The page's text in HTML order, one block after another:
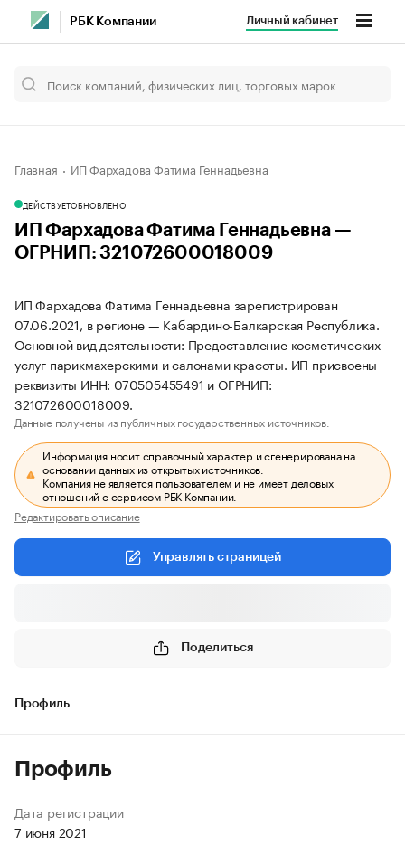
РБК Компании Личный кабинет
Главная ИП Фархадова Фатима Геннадьевна
ДЕЙСТВУЕТОБНОВЛЕНО
ИП Фархадова Фатима Геннадьевна —
ОГРНИП: 321072600018009
ИП Фархадова Фатима Геннадьевна зарегистрирован
07.06.2021, в регионе — Кабардино-Балкарская Республика.
Основной вид деятельности: Предоставление косметических
услуг парикмахерскими и салонами красоты. ИП присвоены
реквизиты ИНН: 070505455491 и ОГРНИП:
321072600018009.
Данные получены из публичных государственных источников.
Информация носит справочный характер и сгенерирована на
основании данных из открытых источников.
Компания не является пользователем и не имеет деловых
отношений с сервисом РБК Компании.
Редактировать описание
Управлять страницей
Поделиться
Профиль
Профиль
Дата регистрации
7 июня 2021